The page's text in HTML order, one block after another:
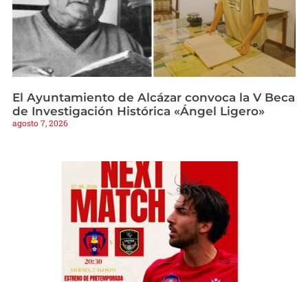
El Ayuntamiento de Alcázar convoca la V Beca
de Investigación Histórica «Ángel Ligero»
agosto 7, 2026